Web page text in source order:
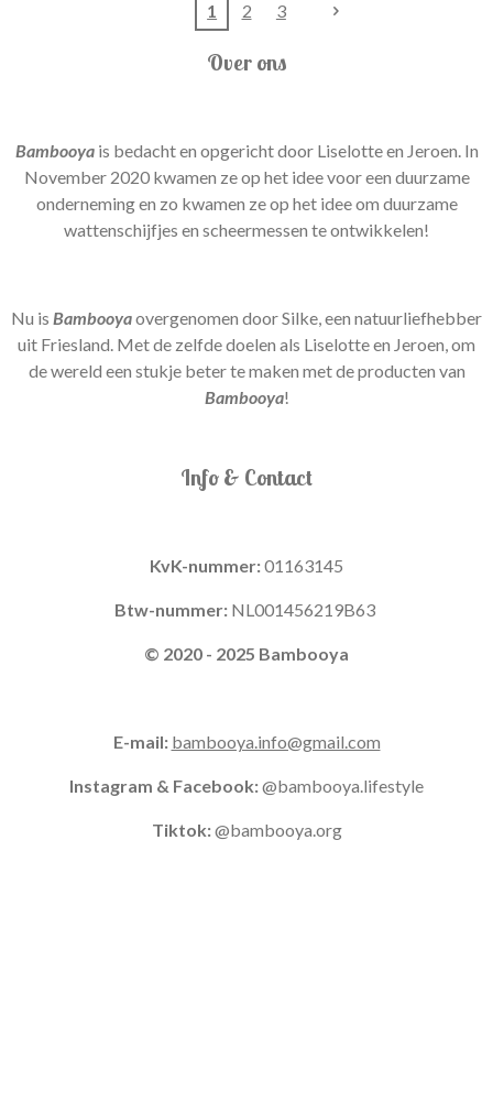
1 2 3
Over ons
Bambooyais bedacht en opgericht door Liselotte en Jeroen. In
November 2020 kwamen ze op het idee voor een duurzame
onderneming en zo kwamen ze op het idee om duurzame
wattenschijfjes en scheermessen te ontwikkelen!
Nu is Bambooyaovergenomen door Silke, een natuurliefhebber
uit Friesland. Met de zelfde doelen als Liselotte en Jeroen, om
de wereld een stukje beter te maken met de producten van
Bambooya!
Info & Contact
KvK-nummer:01163145
Btw-nummer: NL001456219B63
© 2020 - 2025 Bambooya
E-mail: bambooya.info@gmail.com
Instagram & Facebook:@bambooya.lifestyle
Tiktok:@bambooya.org